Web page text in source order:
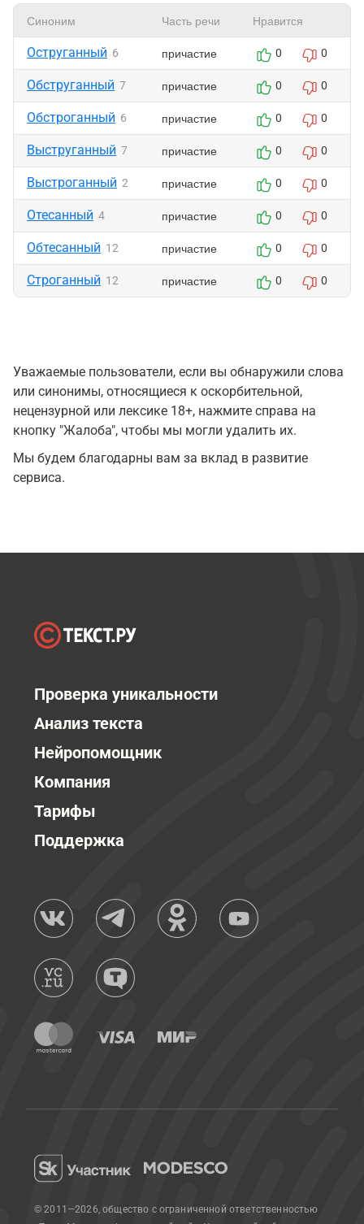
Синоним Часть речи Нравится
Оструганный 6 причастие 0 0
Обструганный 7 причастие 0 0
Обстроганный 6 причастие 0 0
Выструганный 7 причастие 0 0
Выстроганный 2 причастие 0 0
Отесанный 4 причастие 0 0
Обтесанный 12 причастие 0 0
Строганный 12 причастие 0 0
Уважаемые пользователи, если вы обнаружили слова
или синонимы, относящиеся к оскорбительной,
нецензурной или лексике 18+, нажмите справа на
кнопку "Жалоба", чтобы мы могли удалить их.
Мы будем благодарны вам за вклад в развитие
сервиса.
Проверка уникальности
Анализ текста
Нейропомощник
Компания
Тарифы
Поддержка
© 2011—2026, общество с ограниченной ответственностью